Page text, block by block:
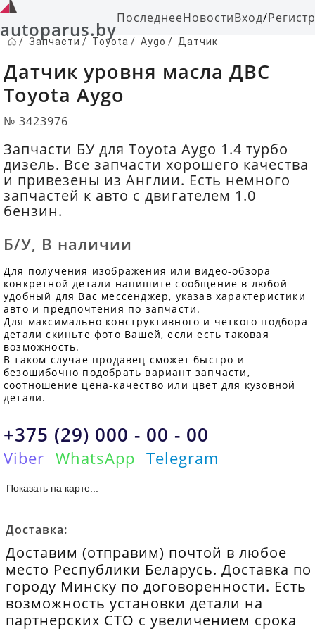
autoparus.byПоследнееНовостиВход/
/ Запчасти / Toyota / Aygo / Датчик
Датчик уровня масла ДВС
Toyota Aygo
№ 3423976
Запчасти БУ для Toyota Aygo 1.4 турбо
дизель. Все запчасти хорошего качества
и привезены из Англии. Есть немного
запчастей к авто с двигателем 1.0
бензин.
Б/У, В наличии
Для получения изображения или видео-обзора
конкретной детали напишите сообщение в любой
удобный для Вас мессенджер, указав характеристики
авто и предпочтения по запчасти.
Для максимально конструктивного и четкого подбора
детали скиньте фото Вашей, если есть таковая
возможность.
В таком случае продавец сможет быстро и
безошибочно подобрать вариант запчасти,
соотношение цена-качество или цвет для кузовной
детали.
+375 (29) 000 - 00 - 00
Viber WhatsApp Telegram
Показать на карте...
Доставка:
Доставим (отправим) почтой в любое
место Республики Беларусь. Доставка по
городу Минску по договоренности. Есть
возможность установки детали на
партнерских СТО с увеличением срока